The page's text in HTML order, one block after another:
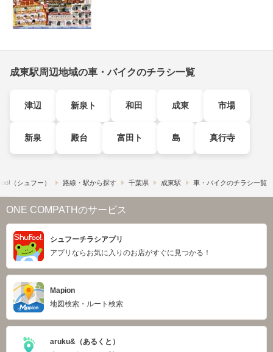
成東駅周辺地域の車・バイクのチラシ一覧
津辺 新泉ト 和田 成東 市場
新泉 殿台 富田ト 島 真行寺
（シュフー） 路線・駅から探す 千葉県 成東駅 車・バイクのチラシ一覧
ONE COMPATHのサービス
シュフーチラシアプリ
アプリならお気に入りのお店がすぐに見つかる！
Mapion
地図検索・ルート検索
aruku&（あるくと）